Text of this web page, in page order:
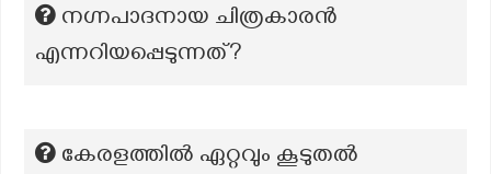
നഗ്നപാദനായ ചിത്രകാരൻ
എന്നറിയപ്പെടുന്നത്?
കേരളത്തിൽ ഏറ്റവും കൂടുതൽ